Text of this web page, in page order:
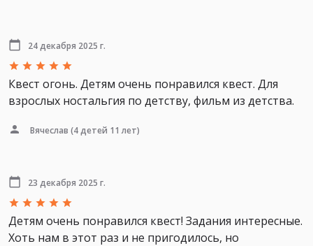
24 декабря 2025 г.
Квест огонь. Детям очень понравился квест. Для
взрослых ностальгия по детству, фильм из детства.
Вячеслав (4 детей 11 лет)
23 декабря 2025 г.
Детям очень понравился квест! Задания интересные.
Хоть нам в этот раз и не пригодилось, но